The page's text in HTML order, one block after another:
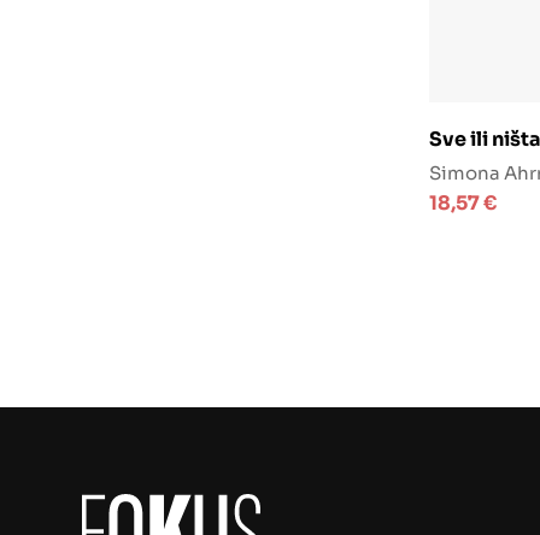
Sve ili ništa
Simona
18,57€